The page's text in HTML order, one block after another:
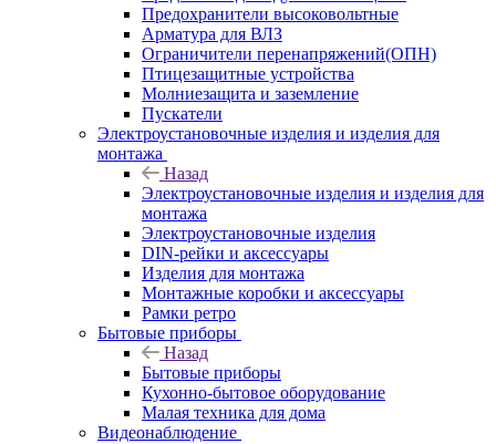
Предохранители высоковольтные
Арматура для ВЛЗ
Ограничители перенапряжений(ОПН)
Птицезащитные устройства
Молниезащита и заземление
Пускатели
Электроустановочные изделия и изделия для
монтажа
Назад
Электроустановочные изделия и изделия для
монтажа
Электроустановочные изделия
DIN-рейки и аксессуары
Изделия для монтажа
Монтажные коробки и аксессуары
Рамки ретро
Бытовые приборы
Назад
Бытовые приборы
Кухонно-бытовое оборудование
Малая техника для дома
Видеонаблюдение